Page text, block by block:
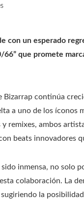
con un esperado
66” que promete
Bizarrap continúa
a uno de los íconos
remixes, ambos
beats innovadores
inmensa, no solo
colaboración. La
sugiriendo la